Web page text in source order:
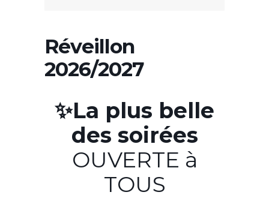
Réveillon
2026/2027
✨La plus belle
des soirées
OUVERTE à
TOUS